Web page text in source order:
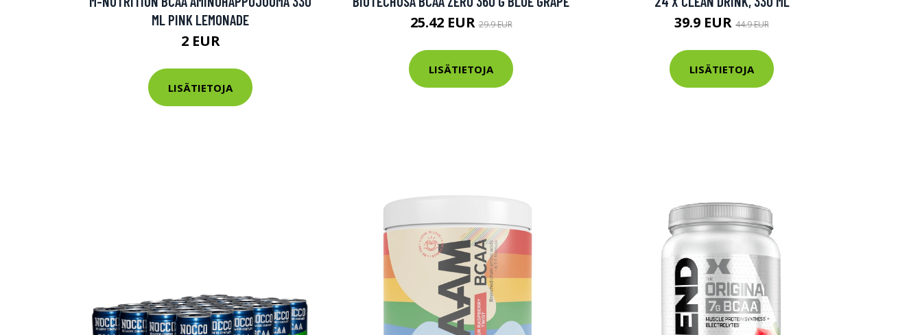
ML PINK LEMONADE
2 EUR
LISÄTIETOJA
25.42 EUR29.9 EUR
LISÄTIETOJA
39.9 EUR 44.9 EUR
LISÄTIETOJA